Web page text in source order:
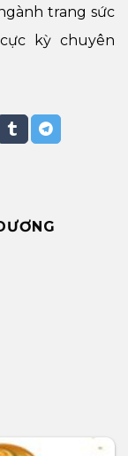
trang sức
kỳ chuyên